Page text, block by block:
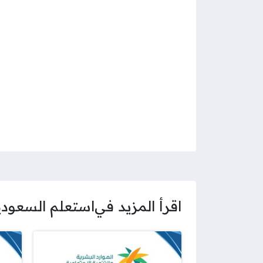
اقرأ المزيد فياستعلم